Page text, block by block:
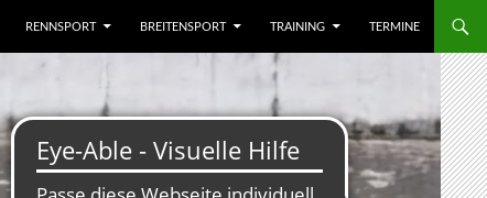
RENNSPORT BREITENSPORT TRAINING TERMINE